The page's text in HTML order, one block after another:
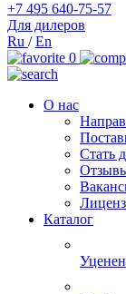
+7 495 640-75-57
Для дилеров
Ru /En
0
О нас
Стать
Каталог